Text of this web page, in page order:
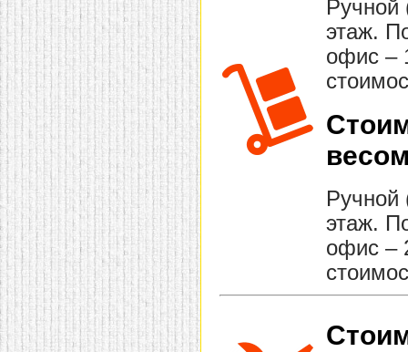
Ручной
этаж.
офис –
Ручной
этаж.
офис –